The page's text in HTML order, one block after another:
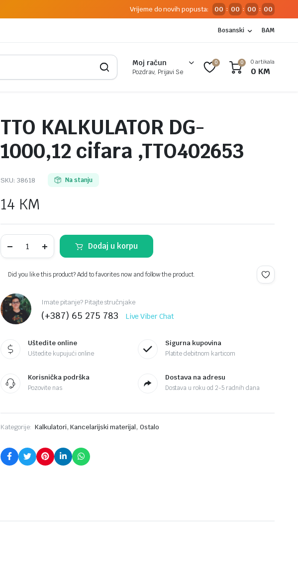
Vrijeme do novih popusta: 00 : 00 : 00 : 00
Bosanski BAM
Moj račun
Pozdrav, Prijavi Se
0 0 0 artikala
0 KM
TTO KALKULATOR DG-
1000,12 cifara ,TTO402653
SKU: 38618 Na stanju
14 KM
KALKULATOR
DG-
cifara
,TTO402653
Dodaj u korpu
Did you like this product? Add to favorites now and follow the product.
Imate pitanje? Pitajte stručnjake
(+387) 65 275 783 Live Viber Chat
Uštedite online
Uštedite kupujući online
Sigurna kupovina
Platite debitnom karticom
Korisnička podrška
Pozovite nas
Dostava na adresu
Dostava u roku od 2-5 radnih dana
Kategorije: Kalkulatori, Kancelarijski materijal, Ostalo